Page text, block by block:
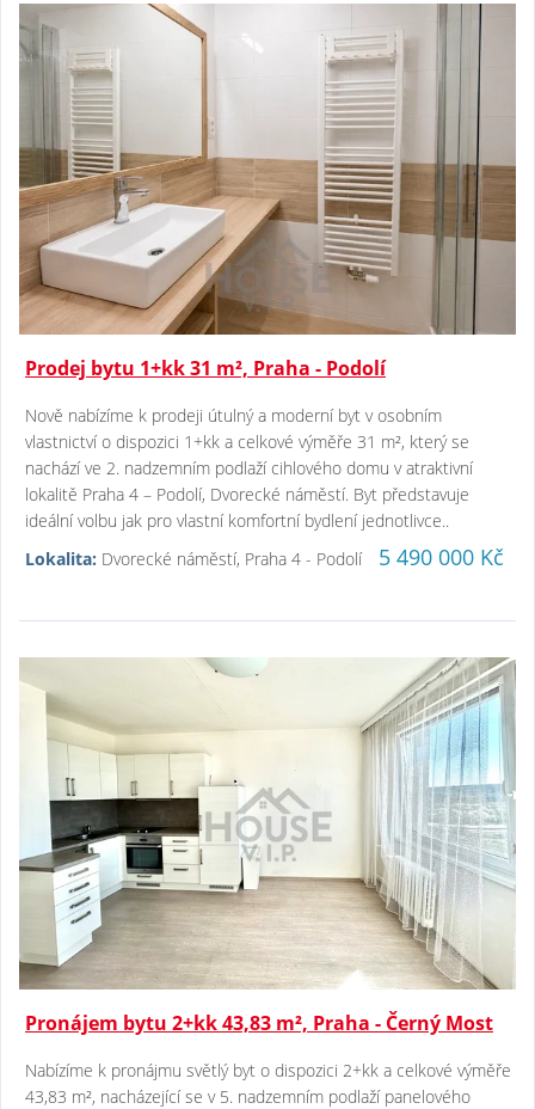
Prodej bytu 1+kk 31 m², Praha - Podolí
Nově nabízíme k prodeji útulný a moderní byt v osobním
vlastnictví o dispozici 1+kk a celkové výměře 31 m², který se
nachází ve 2. nadzemním podlaží cihlového domu v atraktivní
lokalitě Praha 4 – Podolí, Dvorecké náměstí. Byt představuje
ideální volbu jak pro vlastní komfortní bydlení jednotlivce..
Lokalita: Dvorecké náměstí, Praha 4 - Podolí 5 490 000 Kč
Pronájem bytu 2+kk 43,83 m², Praha - Černý Most
Nabízíme k pronájmu světlý byt o dispozici 2+kk a celkové výměře
43,83 m², nacházející se v 5. nadzemním podlaží panelového